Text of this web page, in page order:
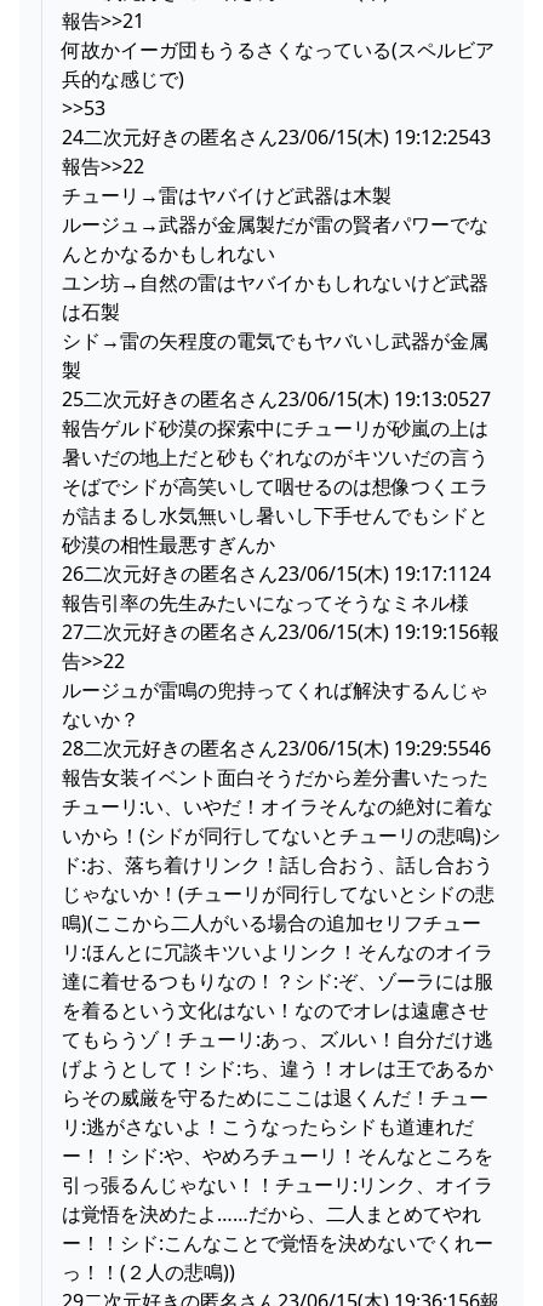
報告>>21
何故かイーガ団もうるさくなっている(スペルビア
兵的な感じで)
>>53
24二次元好きの匿名さん23/06/15(木) 19:12:2543
報告>>22
チューリ→雷はヤバイけど武器は木製
ルージュ→武器が金属製だが雷の賢者パワーでな
んとかなるかもしれない
ユン坊→自然の雷はヤバイかもしれないけど武器
は石製
シド→雷の矢程度の電気でもヤバいし武器が金属
製
25二次元好きの匿名さん23/06/15(木) 19:13:0527
報告ゲルド砂漠の探索中にチューリが砂嵐の上は
暑いだの地上だと砂もぐれなのがキツいだの言う
そばでシドが高笑いして咽せるのは想像つくエラ
が詰まるし水気無いし暑いし下手せんでもシドと
砂漠の相性最悪すぎんか
26二次元好きの匿名さん23/06/15(木) 19:17:1124
報告引率の先生みたいになってそうなミネル様
27二次元好きの匿名さん23/06/15(木) 19:19:156報
告>>22
ルージュが雷鳴の兜持ってくれば解決するんじゃ
ないか？
28二次元好きの匿名さん23/06/15(木) 19:29:5546
報告女装イベント面白そうだから差分書いたった
チューリ:い、いやだ！オイラそんなの絶対に着な
いから！(シドが同行してないとチューリの悲鳴)シ
ド:お、落ち着けリンク！話し合おう、話し合おう
じゃないか！(チューリが同行してないとシドの悲
鳴)(ここから二人がいる場合の追加セリフチュー
リ:ほんとに冗談キツいよリンク！そんなのオイラ
達に着せるつもりなの！？シド:ぞ、ゾーラには服
を着るという文化はない！なのでオレは遠慮させ
てもらうゾ！チューリ:あっ、ズルい！自分だけ逃
げようとして！シド:ち、違う！オレは王であるか
らその威厳を守るためにここは退くんだ！チュー
リ:逃がさないよ！こうなったらシドも道連れだ
ー！！シド:や、やめろチューリ！そんなところを
引っ張るんじゃない！！チューリ:リンク、オイラ
は覚悟を決めたよ……だから、二人まとめてやれ
ー！！シド:こんなことで覚悟を決めないでくれー
っ！！(２人の悲鳴))